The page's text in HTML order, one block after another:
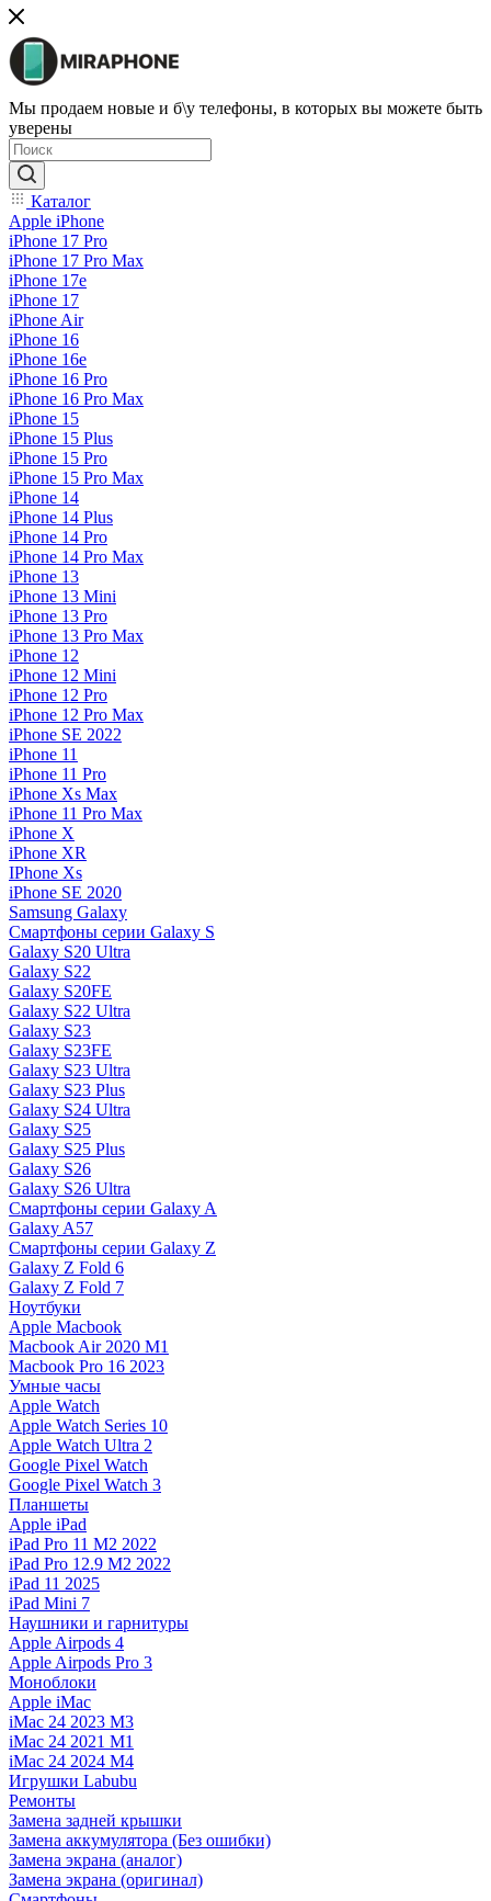
Мы продаем новые и б\у телефоны, в которых вы можете быть
уверены
Каталог
Apple iPhone
iPhone 17 Pro
iPhone 17 Pro Max
iPhone 17e
iPhone 17
iPhone Air
iPhone 16
iPhone 16e
iPhone 16 Pro
iPhone 16 Pro Max
iPhone 15
iPhone 15 Plus
iPhone 15 Pro
iPhone 15 Pro Max
iPhone 14
iPhone 14 Plus
iPhone 14 Pro
iPhone 14 Pro Max
iPhone 13
iPhone 13 Mini
iPhone 13 Pro
iPhone 13 Pro Max
iPhone 12
iPhone 12 Mini
iPhone 12 Pro
iPhone 12 Pro Max
iPhone SE 2022
iPhone 11
iPhone 11 Pro
iPhone Xs Max
iPhone 11 Pro Max
iPhone X
iPhone XR
IPhone Xs
iPhone SE 2020
Samsung Galaxy
Смартфоны серии Galaxy S
Galaxy S20 Ultra
Galaxy S22
Galaxy S20FE
Galaxy S22 Ultra
Galaxy S23
Galaxy S23FE
Galaxy S23 Ultra
Galaxy S23 Plus
Galaxy S24 Ultra
Galaxy S25
Galaxy S25 Plus
Galaxy S26
Galaxy S26 Ultra
Смартфоны серии Galaxy A
Galaxy A57
Смартфоны серии Galaxy Z
Galaxy Z Fold 6
Galaxy Z Fold 7
Ноутбуки
Apple Macbook
Macbook Air 2020 M1
Macbook Pro 16 2023
Умные часы
Apple Watch
Apple Watch Series 10
Apple Watch Ultra 2
Google Pixel Watch
Google Pixel Watch 3
Планшеты
Apple iPad
iPad Pro 11 M2 2022
iPad Pro 12.9 M2 2022
iPad 11 2025
iPad Mini 7
Наушники и гарнитуры
Apple Airpods 4
Apple Airpods Pro 3
Моноблоки
Apple iMac
iMac 24 2023 M3
iMac 24 2021 M1
iMac 24 2024 M4
Игрушки Labubu
Ремонты
Замена задней крышки
Замена аккумулятора (Без ошибки)
Замена экрана (аналог)
Замена экрана (оригинал)